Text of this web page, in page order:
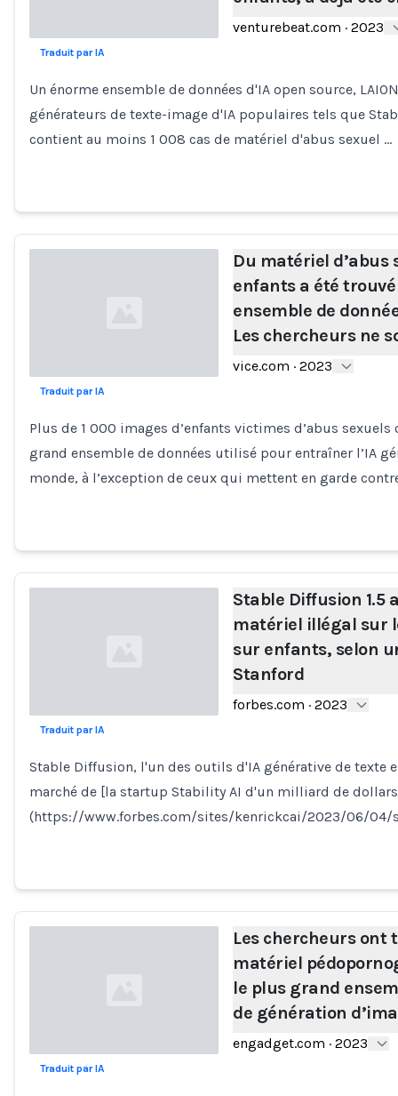
venturebeat.com · 2023
Traduit par IA
Un énorme ensemble de données d'IA open source,
générateurs de texte-image d'IA populaires tels que
contient au moins 1 008 cas de matériel d'abus sexuel …
Du matériel d’abus
enfants a été
ensemble de
Les chercheurs ne
vice.com · 2023
Traduit par IA
Plus de 1 000 images d’enfants victimes d’abus
grand ensemble de données utilisé pour entraîner l’IA
monde, à l’exception de ceux qui mettent en garde
Stable Diffusion 1.5
matériel illégal sur
sur enfants, selon
Stanford
forbes.com · 2023
Traduit par IA
Stable Diffusion, l'un des outils d'IA générative de texte
marché de [la startup Stability AI d'un milliard de
(https://www.forbes.com/sites/kenrickcai/2023/06/04/
Les chercheurs ont
matériel
le plus grand
de génération
engadget.com · 2023
Traduit par IA